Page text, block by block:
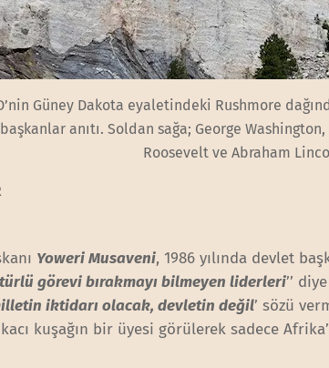
Güney Dakota eyaletindeki Rushmore
başkanlar anıtı. Soldan sağa; George
Roosevelt ve Abraham
Yoweri Musaveni, 1986 yılında devlet
görevi bırakmayı bilmeyen liderleri’’
iktidarı olacak, devletin değil’ sözü
kuşağın bir üyesi görülerek sadece